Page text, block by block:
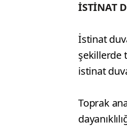
İSTİNAT
İstinat
şekillerde
istinat
Toprak